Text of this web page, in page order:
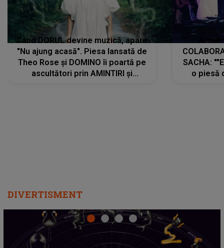
Când DORUL devine muzică, apare
"Nu ajung acasă". Piesa lansată de
Theo Rose și DOMINO îi poartă pe
ascultători prin AMINTIRI și
SACHA:
o piesă
DIVERTISMENT